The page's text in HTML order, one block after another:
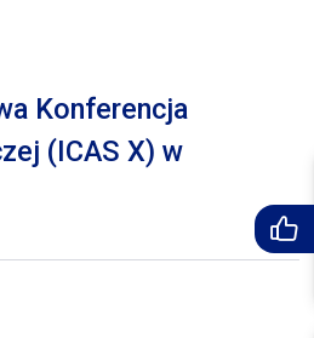
Konferencja
(ICAS X) w